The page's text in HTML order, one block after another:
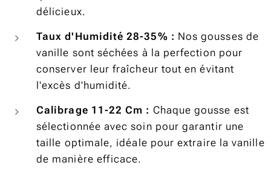
délicieux.
Taux d'Humidité 28-35% : Nos gousses de
vanille sont séchées à la perfection pour
conserver leur fraîcheur tout en évitant
l'excès d'humidité.
Calibrage 11-22 Cm : Chaque gousse est
sélectionnée avec soin pour garantir une
taille optimale, idéale pour extraire la vanille
de manière efficace.